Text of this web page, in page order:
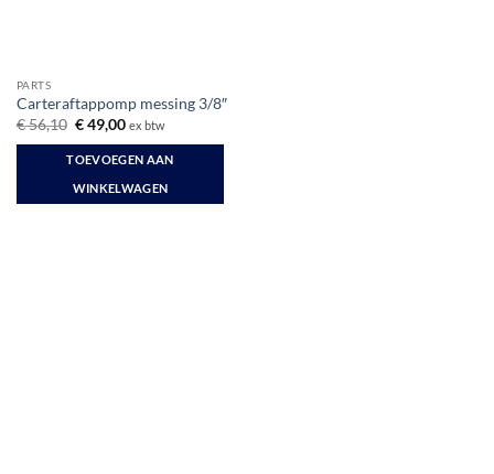
PARTS
Carteraftappomp messing 3/8″
€56,10 Oorspronkelijke
was:
€ 56,10.
€49,00Huidige
is:
€ 49,00.
ex btw
TOEVOEGEN AAN
WINKELWAGEN